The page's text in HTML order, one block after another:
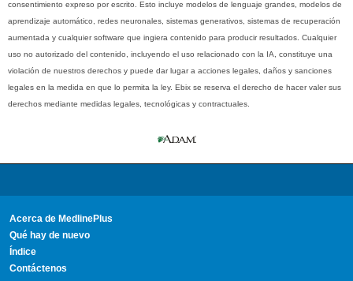
consentimiento expreso por escrito. Esto incluye modelos de lenguaje grandes, modelos de
aprendizaje automático, redes neuronales, sistemas generativos, sistemas de recuperación
aumentada y cualquier software que ingiera contenido para producir resultados. Cualquier
uso no autorizado del contenido, incluyendo el uso relacionado con la IA, constituye una
violación de nuestros derechos y puede dar lugar a acciones legales, daños y sanciones
legales en la medida en que lo permita la ley. Ebix se reserva el derecho de hacer valer sus
derechos mediante medidas legales, tecnológicas y contractuales.
Acerca de MedlinePlus
Qué hay de nuevo
Índice
Contáctenos